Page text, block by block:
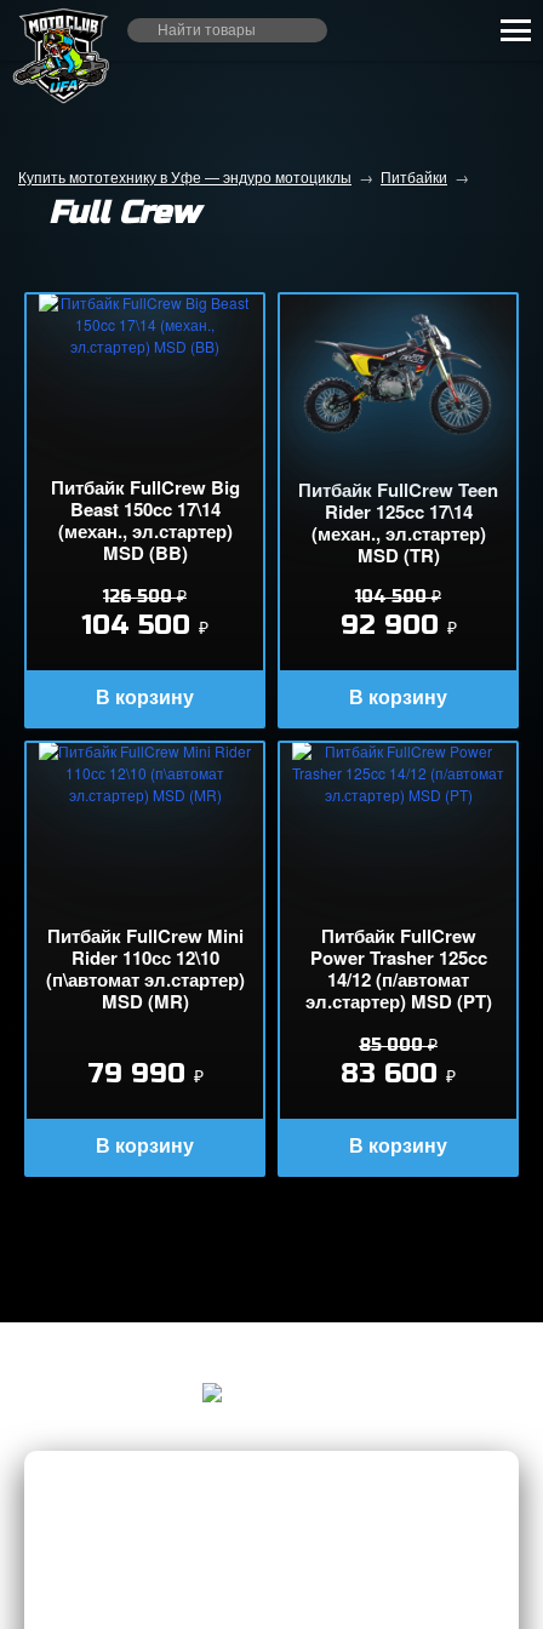
Купить мототехнику в Уфе — эндуро мотоциклы → Питбайки →
Full Crew
Питбайк FullCrew Big
Beast 150cc 17\14
(механ., эл.стартер)
MSD (BB)
126 500₽
104 500 ₽
Питбайк FullCrew Teen
Rider 125cc 17\14
(механ., эл.стартер)
MSD (TR)
104 500₽
92 900 ₽
Питбайк FullCrew Mini
Rider 110сс 12\10
(п\автомат эл.стартер)
MSD (MR)
79 990 ₽
Питбайк FullCrew
Power Trasher 125cc
14/12 (п/автомат
эл.стартер) MSD (PT)
85 000₽
83 600 ₽